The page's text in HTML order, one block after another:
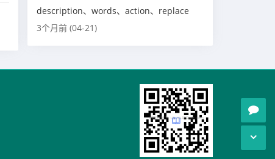
description、words、action、replace
3个月前 (04-21)